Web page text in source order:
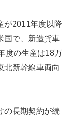
が2011年度以降
国で、新造貨車
度の生産は18万
北新幹線車両向
の長期契約が続